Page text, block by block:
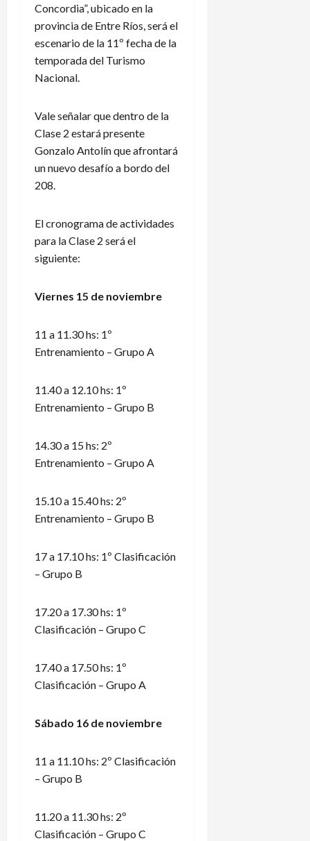
Concordia”, ubicado en la
provincia de Entre Ríos, será el
escenario de la 11º fecha de la
temporada del Turismo
Nacional.
Vale señalar que dentro de la
Clase 2 estará presente
Gonzalo Antolín que afrontará
un nuevo desafío a bordo del
208.
El cronograma de actividades
para la Clase 2 será el
siguiente:
Viernes 15 de noviembre
11 a 11.30 hs: 1º
Entrenamiento – Grupo A
11.40 a 12.10 hs: 1º
Entrenamiento – Grupo B
14.30 a 15 hs: 2º
Entrenamiento – Grupo A
15.10 a 15.40 hs: 2º
Entrenamiento – Grupo B
17 a 17.10 hs: 1º Clasificación
– Grupo B
17.20 a 17.30 hs: 1º
Clasificación – Grupo C
17.40 a 17.50 hs: 1º
Clasificación – Grupo A
Sábado 16 de noviembre
11 a 11.10 hs: 2º Clasificación
– Grupo B
11.20 a 11.30 hs: 2º
Clasificación – Grupo C